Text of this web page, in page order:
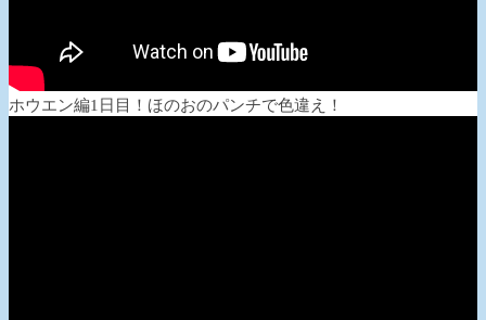
ホウエン編1日目！ほのおのパンチで色違え！